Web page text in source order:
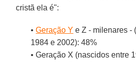
cristã ela é":
•Geração Y e Z - milenares -
1984 e 2002): 48%
• Geração X (nascidos entre